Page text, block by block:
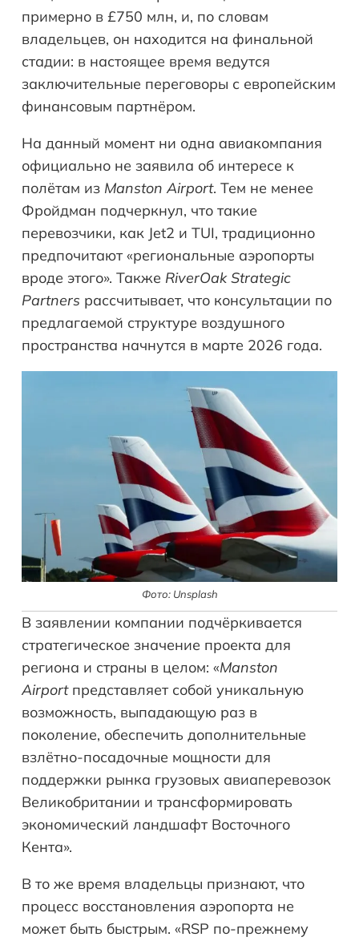
примерно в £750 млн, и, по словам
владельцев, он находится на финальной
стадии: в настоящее время ведутся
заключительные переговоры с европейским
финансовым партнёром.
На данный момент ни одна авиакомпания
официально не заявила об интересе к
полётам из Manston Airport. Тем не менее
Фройдман подчеркнул, что такие
перевозчики, как Jet2 и TUI, традиционно
предпочитают «региональные аэропорты
вроде этого». Также RiverOak Strategic
Partners рассчитывает, что консультации по
предлагаемой структуре воздушного
пространства начнутся в марте 2026 года.
Фото: Unsplash
В заявлении компании подчёркивается
стратегическое значение проекта для
региона и страны в целом: «Manston
Airportпредставляет собой уникальную
возможность, выпадающую раз в
поколение, обеспечить дополнительные
взлётно-посадочные мощности для
поддержки рынка грузовых авиаперевозок
Великобритании и трансформировать
экономический ландшафт Восточного
Кента».
В то же время владельцы признают, что
процесс восстановления аэропорта не
может быть быстрым. «RSP по-прежнему